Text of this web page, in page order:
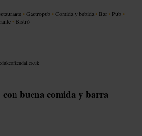
•Gastropub •Comida y bebida • Bar • Pub •
• Bistró
buena comida y barra